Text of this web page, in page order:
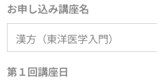
お申し込み講座名
第１回講座日